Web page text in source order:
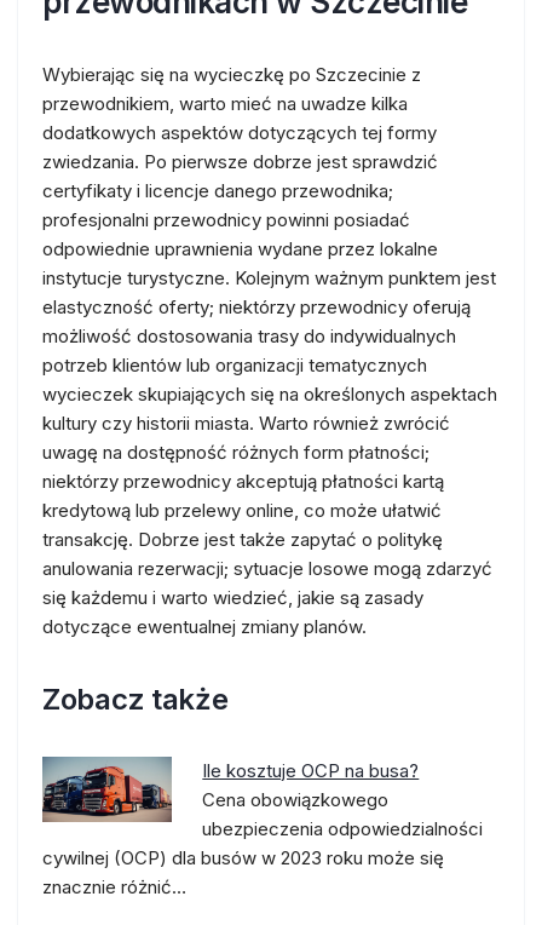
Wybierając się na wycieczkę po Szczecinie z
przewodnikiem, warto mieć na uwadze kilka
dodatkowych aspektów dotyczących tej formy
zwiedzania. Po pierwsze dobrze jest sprawdzić
certyfikaty i licencje danego przewodnika;
profesjonalni przewodnicy powinni posiadać
odpowiednie uprawnienia wydane przez lokalne
instytucje turystyczne. Kolejnym ważnym punktem jest
elastyczność oferty; niektórzy przewodnicy oferują
możliwość dostosowania trasy do indywidualnych
potrzeb klientów lub organizacji tematycznych
wycieczek skupiających się na określonych aspektach
kultury czy historii miasta. Warto również zwrócić
uwagę na dostępność różnych form płatności;
niektórzy przewodnicy akceptują płatności kartą
kredytową lub przelewy online, co może ułatwić
transakcję. Dobrze jest także zapytać o politykę
anulowania rezerwacji; sytuacje losowe mogą zdarzyć
się każdemu i warto wiedzieć, jakie są zasady
dotyczące ewentualnej zmiany planów.
Zobacz także
Ile kosztuje OCP na busa?
Cena obowiązkowego
ubezpieczenia odpowiedzialności
cywilnej (OCP) dla busów w 2023 roku może się
znacznie różnić…